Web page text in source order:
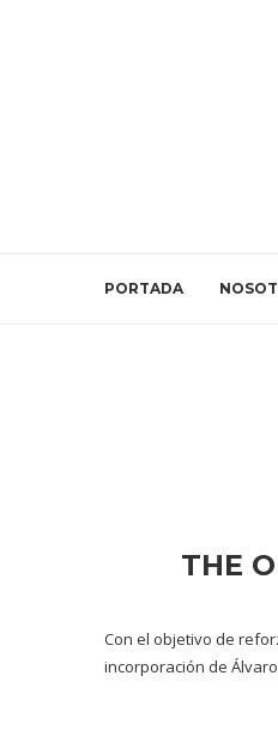
PORTADA
THE
Con el objetivo de
incorporación de